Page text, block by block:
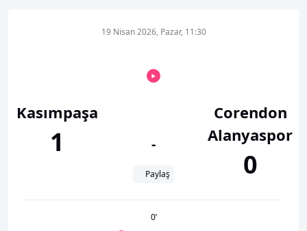
Kasımpaşa
1
19 Nisan 2026, Pazar, 11:30
-
Paylaş
Corendon
Alanyaspor
0
0’